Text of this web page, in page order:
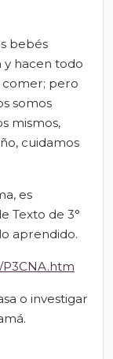
bebés
y hacen todo
comer; pero
somos
mismos,
cuidamos
es
Texto de 3°
aprendido.
o investigar